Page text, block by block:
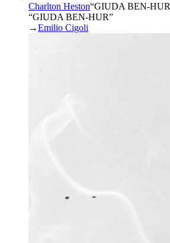
Charlton Heston“GIUDA BEN-HUR
“GIUDA BEN-HUR”
→Emilio Cigoli